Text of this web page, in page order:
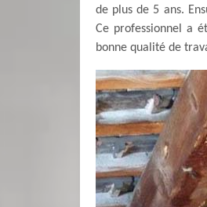
de plus de 5 ans.
Ce professionnel a
bonne qualité de